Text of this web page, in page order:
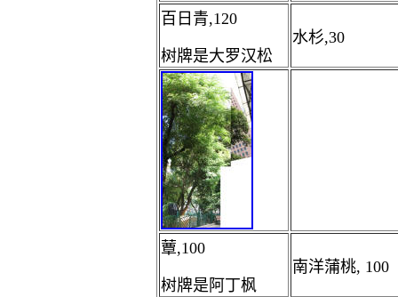
百日青,120
树牌是大罗汉松
水杉,30
蕈,100
树牌是阿丁枫
南洋蒲桃, 100